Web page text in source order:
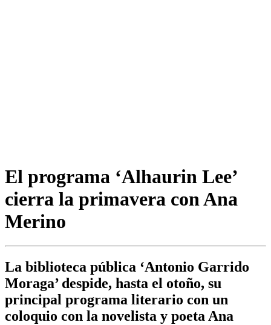
El programa ‘Alhaurin Lee’
cierra la primavera con Ana
Merino
La biblioteca pública ‘Antonio Garrido
Moraga’ despide, hasta el otoño, su
principal programa literario con un
coloquio con la novelista y poeta Ana